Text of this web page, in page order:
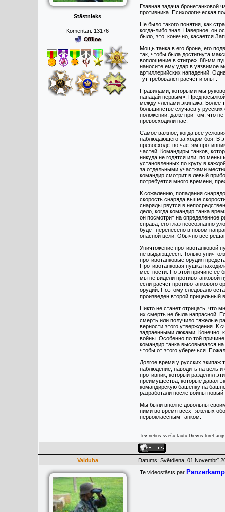
Stāstnieks
Komentāri: 13176
Главная задача бронетанковой
противника. Психологическая
Не было такого понятия, как
когда-либо знал. Наверное, он
было, это, конечно, касается
Мощь танка в его броне, его
так, чтобы была достигнута
воплощение в «тигре». 88-мм
наносите ему удар в уязвимое
артиллерийских нападений.
тут требовался расчет и опыт.
Правилами, которыми мы
нападай первым».
между членами экипажа. Более
большинстве случаев у
положении, даже при том, что
превосходили нас.
Самое важное, когда все
наблюдающего за ходом боя. В
превосходство частям
частей. Командиры танков,
никуда не годятся или, по
установленных по кругу в
за отдельными участками
командир смотрит в левый
потребуется много времени,
К сожалению, попадания
скорость снаряда выше
снаряды рвутся в
дело, когда командир танка
он посмотрит на определенное
справа, его глаз неосознанно
будет перенесено в новом
опасной цели. Обычно все
Уничтожение противотанковой
не выдающееся. Только
противотанковые орудия
Противотанковая пушка
местности. По этой причине ее
мы не видели противотанковой
если расчет противотанкового
орудий. Поэтому следовало
произведен второй прицельный
Никто не станет отрицать, что
их смерть не была напрасной.
смерть или получило тяжелые
верности этого утверждения. К
задраенными люками. Конечно,
войны. Особенно по той
командир танка высовывался
чтобы от этого уберечься.
Долгое время у русских экипаж
наблюдение, наводить на цель
противник, который разделял
преимущества, которые давал
командирскую башенку на
разработали после войны новый
Мы были вполне довольны
ними во время всех тяжелых
первоклассным танком.
Tev nebūs svešu tautu Dievus turēt
Valduha Datums: Svētdiena,
Te videostāsts par